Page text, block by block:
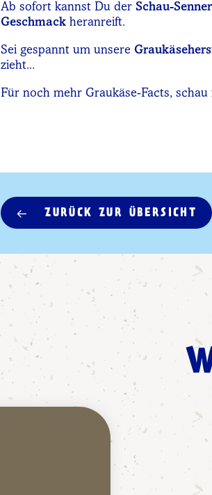
Ab sofort kannst Du der Schau-
Geschmack heranreift.
Sei gespannt um unsere
zieht...
Für noch mehr Graukäse-Facts, schau
ZURÜCK ZUR ÜBERSICHT